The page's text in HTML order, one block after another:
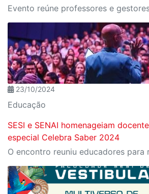
23/10/2024
Educação
SESI e SENAI homenageiam
especial Celebra Saber 2024